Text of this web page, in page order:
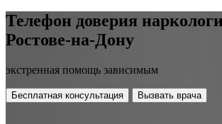
Телефон доверия
Ростове-на-Дону
экстренная помощь зависимым
Бесплатная консультация Вызвать врача